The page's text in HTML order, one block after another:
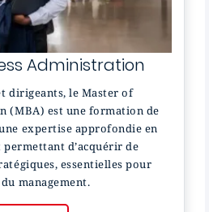
Administration
dirigeants, le Master of
(MBA) est une formation de
expertise approfondie en
d’acquérir de
essentielles pour
management.